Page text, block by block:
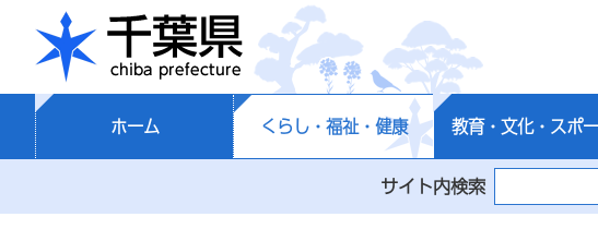
千葉県
ホーム くらし・福祉・健康 教育・文化・スポ
サイト内検索